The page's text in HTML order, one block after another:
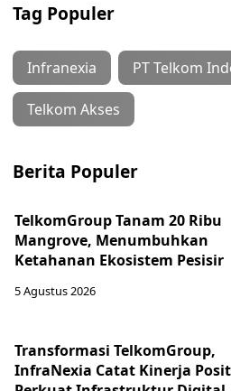
Tag Populer
Infranexia PT Telkom
Telkom Akses
Berita Populer
TelkomGroup Tanam 20 Ribu
Mangrove, Menumbuhkan
Ketahanan Ekosistem Pesisir
5 Agustus 2026
Transformasi TelkomGroup,
InfraNexia Catat Kinerja